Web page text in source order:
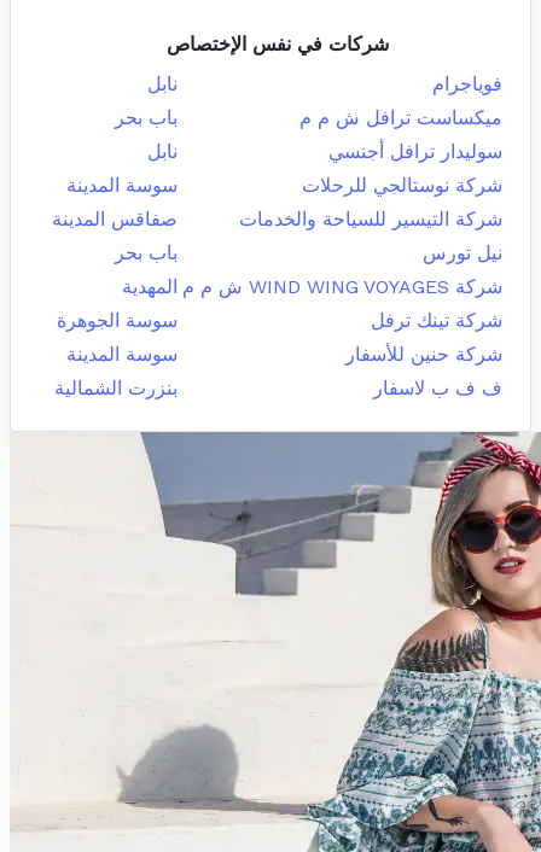
شركات في نفس الإختصاص
فوياجرام
نابل
ميكساست ترافل ش م م
باب بحر
سوليدار ترافل أجنسي
نابل
شركة نوستالجي للرحلات
سوسة المدينة
شركة التيسير للسياحة والخدمات
صفاقس المدينة
نيل تورس
باب بحر
شركة WIND WING VOYAGES ش م م
المهدية
شركة تينك ترفل
سوسة الجوهرة
شركة حنين للأسفار
سوسة المدينة
ف ف ب لاسفار
بنزرت الشمالية